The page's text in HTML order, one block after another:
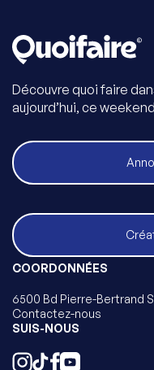
Découvre quoi faire
aujourd’hui, ce
COORDONNÉES
6500 Bd Pierre-Bertrand
Contactez-nous
SUIS-NOUS